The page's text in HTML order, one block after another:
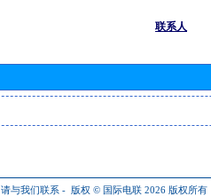
联系人
请与我们联系 - 版权 © 国际电联 2026 版权所有